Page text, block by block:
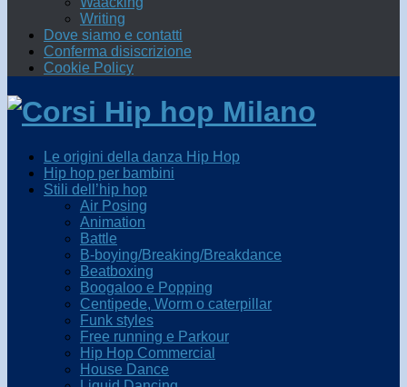
Writing
Dove siamo e contatti
Conferma disiscrizione
Cookie Policy
Le origini della danza Hip Hop
Hip hop per bambini
Stili dell’hip hop
Air Posing
Animation
Battle
B-boying/Breaking/Breakdance
Beatboxing
Boogaloo e Popping
Centipede, Worm o caterpillar
Funk styles
Free running e Parkour
Hip Hop Commercial
House Dance